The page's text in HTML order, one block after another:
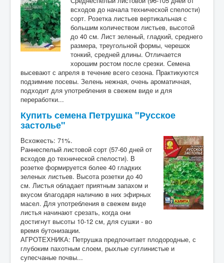
всходов до начала технической спелости)
сорт. Розетка листьев вертикальная с
большим количеством листьев, высотой
до 40 см. Лист зеленый, гладкий, среднего
размера, треугольной формы, черешок
тонкий, средней длины. Отличается
хорошим ростом после срезки. Семена
высевают с апреля в течение всего сезона. Практикуются
подзимние посевы. Зелень нежная, очень ароматичная,
подходит для употребления в свежем виде и для
переработки...
Купить семена Петрушка "Русское
застолье"
Всхожесть: 71%.
Раннеспелый листовой сорт (57-60 дней от
всходов до технической спелости). В
розетке формируется более 40 гладких
зеленых листьев. Высота розетки до 40
см. Листья обладает приятным запахом и
вкусом благодаря наличию в них эфирных
масел. Для употребления в свежем виде
листья начинают срезать, когда они
достигнут высоты 10-12 см, для сушки - во
время бутонизации.
АГРОТЕХНИКА: Петрушка предпочитает плодородные, с
глубоким пахотным слоем, рыхлые суглинистые и
супесчаные почвы...